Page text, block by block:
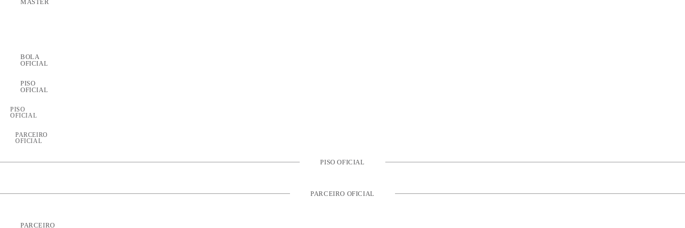
MASTER
BOLA
OFICIAL
PISO
OFICIAL
PISO
OFICIAL
PARCEIRO
OFICIAL
PISO OFICIAL
PARCEIRO OFICIAL
PARCEIRO